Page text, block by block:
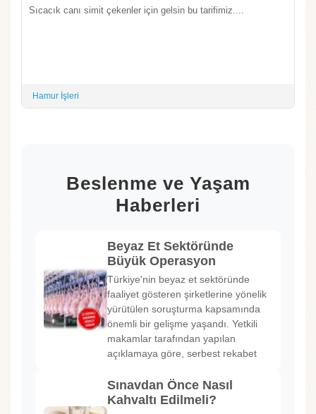
Sıcacık canı simit çekenler için gelsin bu tarifimiz....
Hamur İşleri
Beslenme ve Yaşam
Haberleri
Beyaz Et Sektöründe
Büyük Operasyon
Türkiye'nin beyaz et sektöründe
faaliyet gösteren şirketlerine yönelik
yürütülen soruşturma kapsamında
önemli bir gelişme yaşandı. Yetkili
makamlar tarafından yapılan
açıklamaya göre, serbest rekabet
Sınavdan Önce Nasıl
Kahvaltı Edilmeli?